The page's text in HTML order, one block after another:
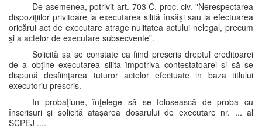
De asemenea, potrivit art. 703 C. proc. civ. "Nerespectarea
dispoziţiilor privitoare la executarea silită însăşi sau la efectuarea
oricărui act de executare atrage nulitatea actului nelegal, precum
şi a actelor de executare subsecvente”.
Solicită sa se constate ca fiind prescris dreptul creditoarei
de a obţine executarea silita împotriva contestatoarei si să se
dispună desfiinţarea tuturor actelor efectuate in baza titlului
executoriu prescris.
In probaţiune, înţelege să se folosească de proba cu
înscrisuri şi solicită ataşarea dosarului de executare nr. ... al
SCPEJ ....